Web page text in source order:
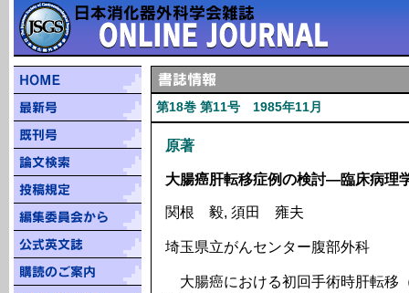
第18巻 第11号 1985年11月
原著
大腸癌肝転移症例の検討―臨床病理
関根 毅, 須田 雍夫
埼玉県立がんセンター腹部外科
大腸癌における初回手術時肝転移